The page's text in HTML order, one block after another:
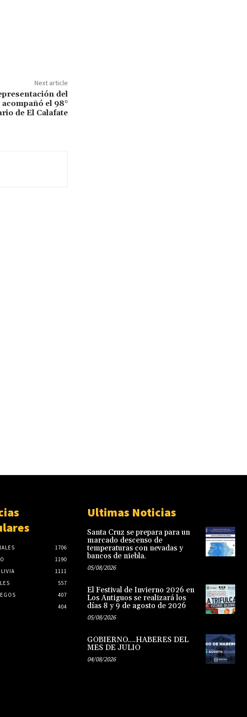
Next article
del
el 98°
de El Calafate
1706
1190
1111
557
407
404
Ultimas Noticias
Santa Cruz se prepara para un
marcado descenso de
temperaturas con nevadas y
bancos de niebla.
05/08/2026
El Festival de Invierno 2026 en
Los Antiguos se realizará los
días 8 y 9 de agosto de 2026
05/08/2026
GOBIERNO….HABERES DEL
MES DE JULIO
04/08/2026